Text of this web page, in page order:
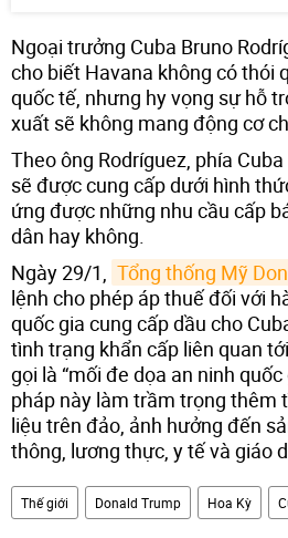
Ngoại trưởng Cuba Bruno
cho biết Havana không có thói
quốc tế, nhưng hy vọng sự hỗ
xuất sẽ không mang động cơ
Theo ông Rodríguez, phía
sẽ được cung cấp dưới hình
ứng được những nhu cầu cấp
dân hay không.
Ngày 29/1,
Tổng thống Mỹ
lệnh cho phép áp thuế đối với
quốc gia cung cấp dầu cho
tình trạng khẩn cấp liên quan
gọi là “mối đe dọa an ninh quốc
pháp này làm trầm trọng thêm
liệu trên đảo, ảnh hưởng đến
thông, lương thực, y tế và giáo
Thế giới Donald Trump Hoa Kỳ